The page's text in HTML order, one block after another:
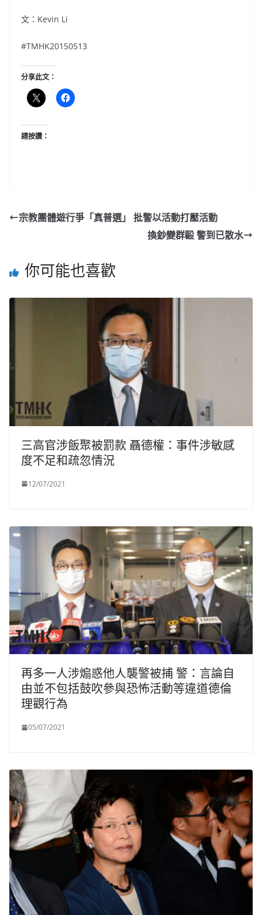
文：Kevin Li
#TMHK20150513
分享此文：
請按讚：
宗教團體遊行爭「真普選」 批警以活動打壓活動
換鈔變群毆 警到已散水
你可能也喜歡
三高官涉飯聚被罰款 聶德權：事件涉敏感
度不足和疏忽情況
12/07/2021
再多一人涉煽惑他人襲警被捕 警：言論自
由並不包括鼓吹參與恐怖活動等違道德倫
理觀行為
05/07/2021